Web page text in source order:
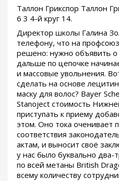
Таллон Грикспор Таллон
6 3 4-й круг 14.
Директор школы Галина
телефону, что на
решено: нужно объявить о
дальше по цепочке
и массовые увольнения.
сделать на основе
маску для волос? Bayer
Stanoject стоимость
приступать к приему
этом. Оно тока оченивает
соответствия
актам, и выносит своё
у нас было буквально два-
по всей метаны British
всему количеству